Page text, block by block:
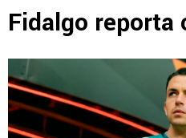
Fidalgo reporta